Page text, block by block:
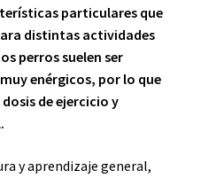
particulares que
distintas actividades
perros suelen ser
enérgicos, por lo que
de ejercicio y
y aprendizaje general,